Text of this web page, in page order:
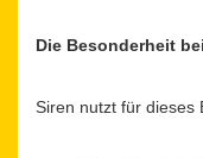
Die Besonderheit
Siren nutzt für dieses